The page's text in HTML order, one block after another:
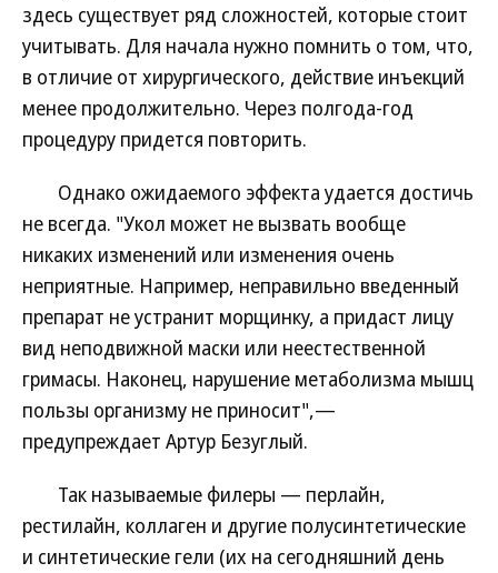
здесь существует ряд сложностей, которые стоит
учитывать. Для начала нужно помнить о том, что,
в отличие от хирургического, действие инъекций
менее продолжительно. Через полгода-год
процедуру придется повторить.
Однако ожидаемого эффекта удается достичь
не всегда. "Укол может не вызвать вообще
никаких изменений или изменения очень
неприятные. Например, неправильно введенный
препарат не устранит морщинку, а придаст лицу
вид неподвижной маски или неестественной
гримасы. Наконец, нарушение метаболизма мышц
пользы организму не приносит",—
предупреждает Артур Безуглый.
Так называемые филеры — перлайн,
рестилайн, коллаген и другие полусинтетические
и синтетические гели (их на сегодняшний день